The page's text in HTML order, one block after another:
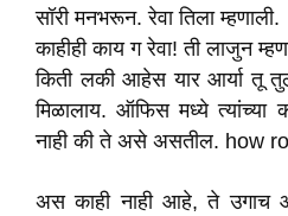
सॉरी मनभरून. रेवा तिला म्हणाली.
काहीही काय ग रेवा! ती लाजुन
किती लकी आहेस यार आर्या तू
मिळालाय. ऑफिस मध्ये
नाही की ते असे असतील. how
अस काही नाही आहे, ते उगाच